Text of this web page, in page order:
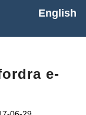
English
e-